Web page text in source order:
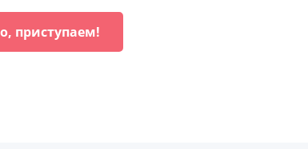
приступаем!